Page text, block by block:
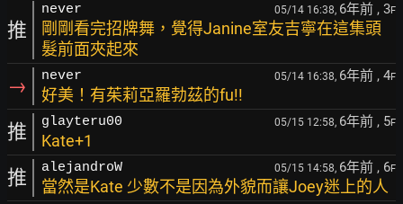
推
never 05/14 16:38, 6年前 , 3F
剛剛看完招牌舞，覺得Janine室友吉寧在這集頭
髮前面夾起來
→ never 05/14 16:38, 6年前 , 4F
好美！有茱莉亞羅勃茲的fu!!
推 glayteru00 05/15 12:58, 6年前 , 5F
Kate+1
推 alejandroW 05/15 14:58, 6年前 , 6F
當然是Kate 少數不是因為外貌而讓Joey迷上的人